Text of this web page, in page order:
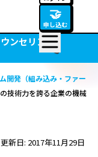
🤝
申し込む
ンセリン
開発（組み込み・ファー
技術力を誇る企業の機械
更新日: 2017年11月29日